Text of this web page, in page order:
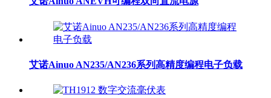
艾诺Ainuo AN235/AN236系列高精度编程电子负载